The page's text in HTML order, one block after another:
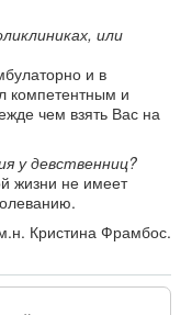
или
и в
компетентным и
чем взять Вас на
у девственниц?
жизни не имеет
Кристина Фрамбос.